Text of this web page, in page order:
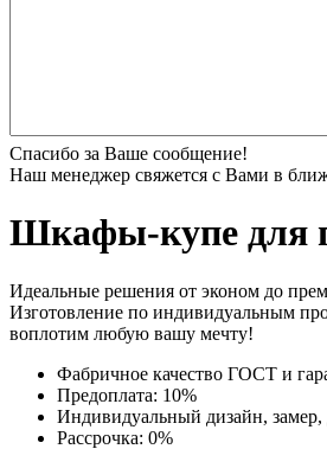
Спасибо за Ваше сообщение!
Наш менеджер свяжется с Вами в
Шкафы-купе для
Идеальные решения от эконом до
Изготовление по индивидуальным
воплотим любую вашу мечту!
Фабричное качество ГОСТ и
Предоплата: 10%
Индивидуальный дизайн, замер,
Рассрочка: 0%